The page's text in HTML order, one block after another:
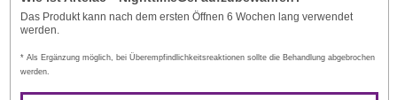
Das Produkt kann nach dem ersten Öffnen 6 Wochen lang verwendet
werden.
* Als Ergänzung möglich, bei Überempfindlichkeitsreaktionen sollte die Behandlung abgebrochen
werden.